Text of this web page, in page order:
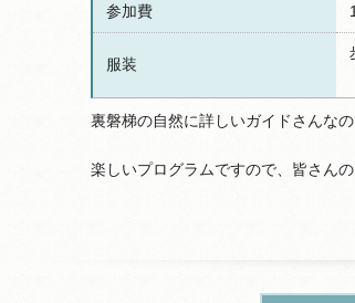
参加費
服装
裏磐梯の自然に詳しいガイドさんな
楽しいプログラムですので、皆さん